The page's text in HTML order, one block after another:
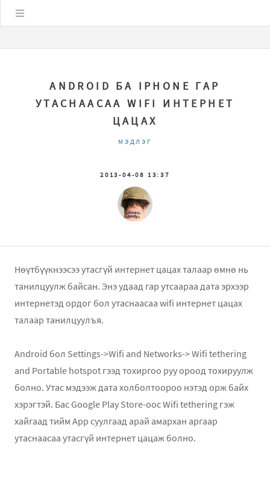
ANDROID БА IPHONE ГАР
УТАСНААСАА WIFI ИНТЕРНЕТ
ЦАЦАХ
МЭДЛЭГ
2013-04-08 13:37
Нөүтбүүкнээсээ утасгүй интернет цацах талаар өмнө нь
танилцуулж байсан. Энэ удаад гар утсаараа дата эрхээр
интернетэд ордог бол утаснаасаа wifi интернет цацах
талаар танилцуулъя.
Android бол Settings->Wifi and Networks-> Wifi tethering
and Portable hotspot гээд тохиргоо руу ороод тохируулж
болно. Утас мэдээж дата холболтоороо нэтэд орж байх
хэрэгтэй. Бас Google Play Store-ooc Wifi tethering гэж
хайгаад тийм App суулгаад арай амархан аргаар
утаснаасаа утасгүй интернет цацаж болно.